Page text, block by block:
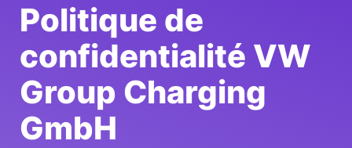
Politique de
confidentialité VW
Group Charging
GmbH